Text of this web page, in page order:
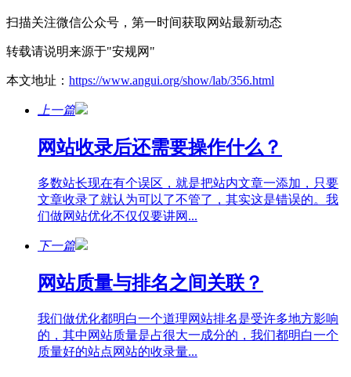
扫描关注微信公众号，第一时间获取网站最新动态
转载请说明来源于"安规网"
本文地址： https://www.angui.org/show/lab/356.html
上一篇
网站收录后还需要操作什么？
多数站长现在有个误区，就是把站内文章一添加，只要
文章收录了就认为可以了不管了，其实这是错误的。我
们做网站优化不仅仅要讲网...
下一篇
网站质量与排名之间关联？
我们做优化都明白一个道理网站排名是受许多地方影响
的，其中网站质量是占很大一成分的，我们都明白一个
质量好的站点网站的收录量...